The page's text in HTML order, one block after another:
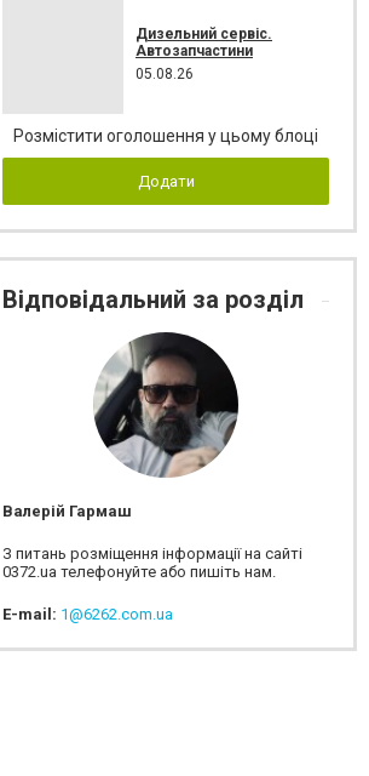
Дизельний сервіс.
Автозапчастини
05.08.26
Розмістити оголошення у цьому блоці
Додати
Відповідальний за розділ
Валерій Гармаш
З питань розміщення інформації на сайті
0372.ua телефонуйте або пишіть нам.
E-mail: 1@6262.com.ua